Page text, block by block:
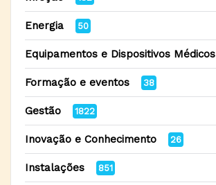
Energia 50
Equipamentos e Dispositivos Médicos
Formação e eventos 38
Gestão 1822
Inovação e Conhecimento 26
Instalações 851